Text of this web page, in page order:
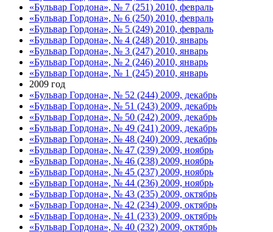
«Бульвар Гордона», № 7 (251) 2010, февраль
«Бульвар Гордона», № 6 (250) 2010, февраль
«Бульвар Гордона», № 5 (249) 2010, февраль
«Бульвар Гордона», № 4 (248) 2010, январь
«Бульвар Гордона», № 3 (247) 2010, январь
«Бульвар Гордона», № 2 (246) 2010, январь
«Бульвар Гордона», № 1 (245) 2010, январь
2009 год
«Бульвар Гордона», № 52 (244) 2009, декабрь
«Бульвар Гордона», № 51 (243) 2009, декабрь
«Бульвар Гордона», № 50 (242) 2009, декабрь
«Бульвар Гордона», № 49 (241) 2009, декабрь
«Бульвар Гордона», № 48 (240) 2009, декабрь
«Бульвар Гордона», № 47 (239) 2009, ноябрь
«Бульвар Гордона», № 46 (238) 2009, ноябрь
«Бульвар Гордона», № 45 (237) 2009, ноябрь
«Бульвар Гордона», № 44 (236) 2009, ноябрь
«Бульвар Гордона», № 43 (235) 2009, октябрь
«Бульвар Гордона», № 42 (234) 2009, октябрь
«Бульвар Гордона», № 41 (233) 2009, октябрь
«Бульвар Гордона», № 40 (232) 2009, октябрь